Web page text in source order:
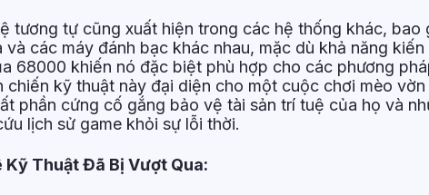
tương tự cũng xuất hiện trong các hệ thống khác, bao
và các máy đánh bạc khác nhau, mặc dù khả năng
68000 khiến nó đặc biệt phù hợp cho các phương
chiến kỹ thuật này đại diện cho một cuộc chơi mèo
phần cứng cố gắng bảo vệ tài sản trí tuệ của họ và
lịch sử game khỏi sự lỗi thời.
Kỹ Thuật Đã Bị Vượt Qua: